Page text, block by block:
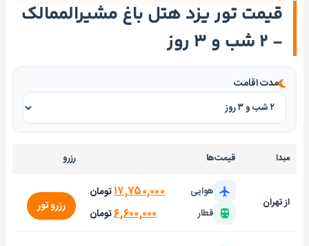
قیمت تور یزد هتل باغ مشیرالممالک
- ۲ شب و ۳ روز
مدت اقامت
مبدا قیمت‌ها رزرو
از تهران
هوایی ۱۷,۷۵۰,۰۰۰تومان
قطار ۶,۶۰۰,۰۰۰تومان رزرو تور